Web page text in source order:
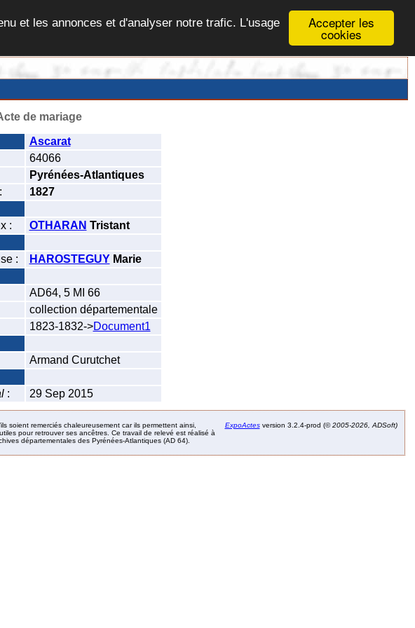
Accepter les
cookies
et les annonces et d'analyser notre trafic. L'usage
de mariage
Ascarat
64066
Pyrénées-Atlantiques
1827
:
OTHARAN Tristant
:
HAROSTEGUY Marie
AD64, 5 MI 66
collection départementale
1823-1832->Document1
Armand Curutchet
: 29 Sep 2015
soient remerciés chaleureusement car ils permettent ainsi,
pour retrouver ses ancêtres. Ce travail de relevé est réalisé à
départementales des Pyrénées-Atlantiques (AD 64).
ExpoActesversion 3.2.4-prod (©2005-2026, ADSoft)